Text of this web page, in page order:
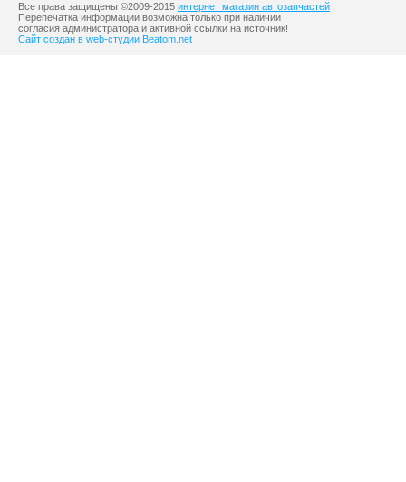
Все права защищены ©2009-2015 интернет магазин автозапчастей
Перепечатка информации возможна только при наличии
согласия администратора и активной ссылки на источник!
Сайт создан в web-студии Beatom.net